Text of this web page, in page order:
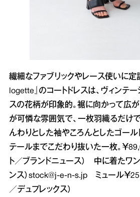
繊細なファブリックやレース使いに定
logette』のコートドレスは、ヴィンテ
スの花柄が印象的。裾に向かって広
が可憐な雰囲気で、一枚羽織るだけ
んわりとした袖やころんとしたゴール
テールまでこだわり抜いた一枚。￥
ト／ブランドニュース） 中に着たワ
ンス） stock@j-e-n-s.jp ミュール￥
／デュプレックス）